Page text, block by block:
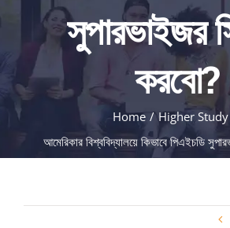
সুপারভাইজর
করবো?
Home
Higher Study
আমেরিকার বিশ্ববিদ্যালয়ে কিভাবে পিএইচডি